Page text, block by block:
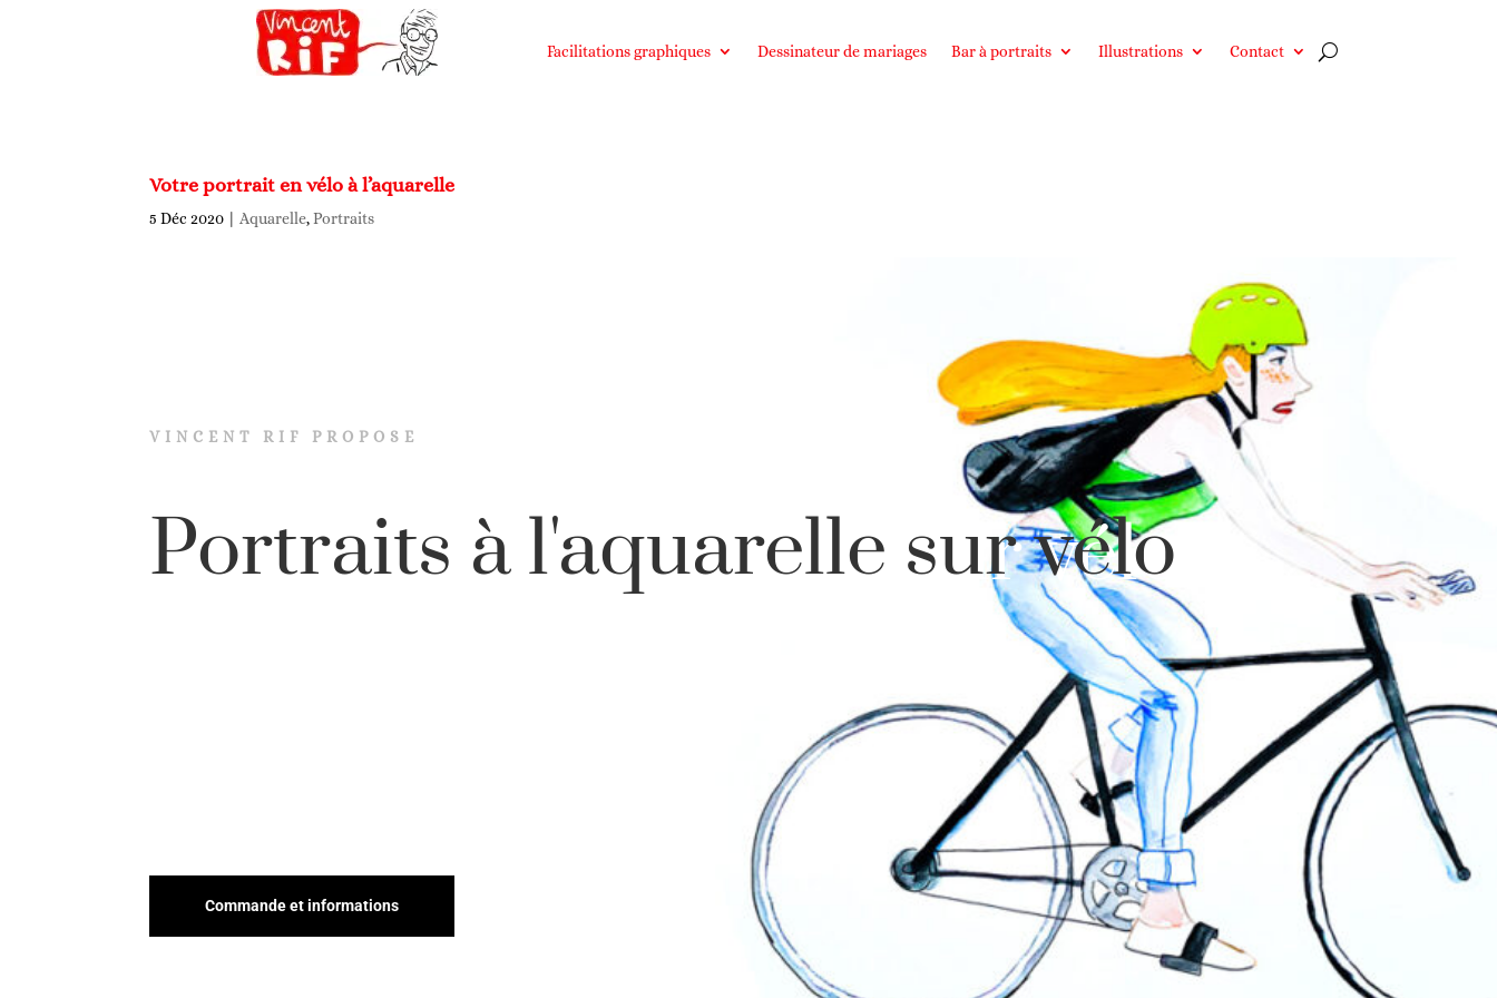
Facilitations graphiques Dessinateur de mariages Bar à portraits Illustrations Contact
Votre portrait en vélo à l’aquarelle
5 Déc 2020 Aquarelle,Portraits
VINCENT RIF PROPOSE
Portraits à l'aquarelle sur vélo
Commande et informations